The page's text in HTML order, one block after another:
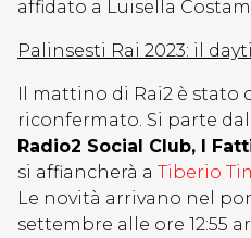
affidato a Luisella
Palinsesti Rai 2023: il
Il mattino di Rai2 è stato
riconfermato. Si parte
Radio2 Social Club, I
si affiancherà a Tiberio
Le novità arrivano nel
settembre alle ore 12:55